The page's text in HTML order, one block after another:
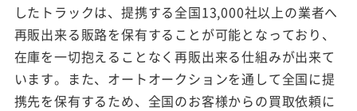
したトラックは、提携する全国13,000社以上の業者へ
再販出来る販路を保有することが可能となっており、
在庫を一切抱えることなく再販出来る仕組みが出来て
います。また、オートオークションを通して全国に提
携先を保有するため、全国のお客様からの買取依頼に